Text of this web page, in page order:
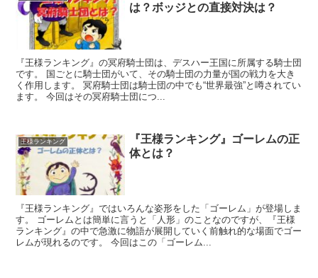
は？ボッジとの直接対決は？
『王様ランキング』の冥府騎士団は、デスハー王国に所属する騎士団
です。 国ごとに騎士団がいて、その騎士団の力量が国の戦力を大き
く作用します。 冥府騎士団は騎士団の中でも“世界最強”と噂されてい
ます。 今回はその冥府騎士団につ...
王様ランキング
『王様ランキング』ゴーレムの正
体とは？
『王様ランキング』ではいろんな姿形をした「ゴーレム」が登場しま
す。 ゴーレムとは簡単に言うと「人形」のことなのですが、『王様
ランキング』の中で急激に物語が展開していく前触れ的な場面でゴー
レムが現れるのです。 今回はこの「ゴーレム...